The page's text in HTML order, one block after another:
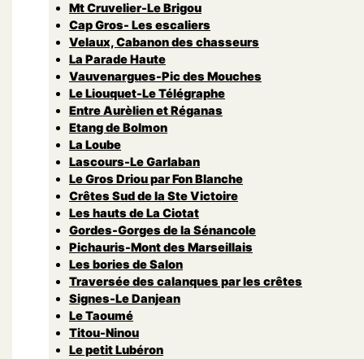
Mt Cruvelier-Le Brigou
Cap Gros- Les escaliers
Velaux, Cabanon des chasseurs
La Parade Haute
Vauvenargues-Pic des Mouches
Le Liouquet-Le Télégraphe
Entre Aurèlien et Réganas
Etang de Bolmon
La Loube
Lascours-Le Garlaban
Le Gros Driou par Fon Blanche
Crêtes Sud de la Ste Victoire
Les hauts de La Ciotat
Gordes-Gorges de la Sénancole
Pichauris-Mont des Marseillais
Les bories de Salon
Traversée des calanques par les crêtes
Signes-Le Danjean
Le Taoumé
Titou-Ninou
Le petit Lubéron